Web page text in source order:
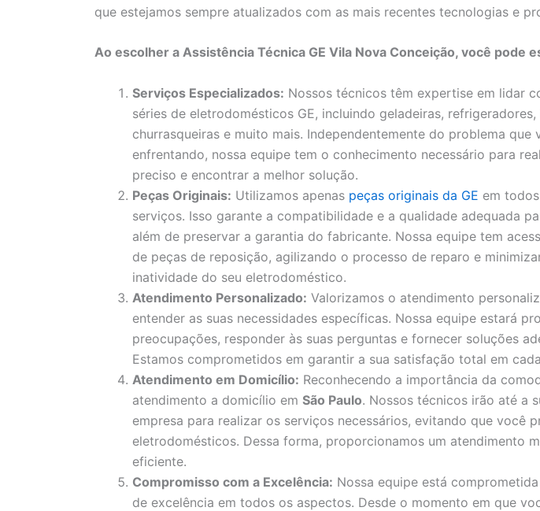
que estejamos sempre atualizados com as mais recentes tecnologias e
Ao escolher a Assistência Técnica GE Vila Nova Conceição, você pode
Serviços Especializados: Nossos técnicos têm expertise em lidar
séries de eletrodomésticos GE, incluindo geladeiras,
churrasqueiras e muito mais. Independentemente do problema que
enfrentando, nossa equipe tem o conhecimento necessário para
preciso e encontrar a melhor solução.
Peças Originais: Utilizamos apenas peças originais da GE em
serviços. Isso garante a compatibilidade e a qualidade adequada
além de preservar a garantia do fabricante. Nossa equipe tem
de peças de reposição, agilizando o processo de reparo e
inatividade do seu eletrodoméstico.
Atendimento Personalizado: Valorizamos o atendimento
entender as suas necessidades específicas. Nossa equipe estará
preocupações, responder às suas perguntas e fornecer soluções
Estamos comprometidos em garantir a sua satisfação total em
Atendimento em Domicílio: Reconhecendo a importância da
atendimento a domicílio em São Paulo. Nossos técnicos irão até a
empresa para realizar os serviços necessários, evitando que você
eletrodomésticos. Dessa forma, proporcionamos um atendimento
eficiente.
Compromisso com a Excelência: Nossa equipe está
de excelência em todos os aspectos. Desde o momento em que